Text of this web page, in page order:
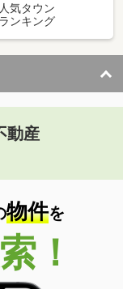
人気タウン
ランキング
動産
物件を
！